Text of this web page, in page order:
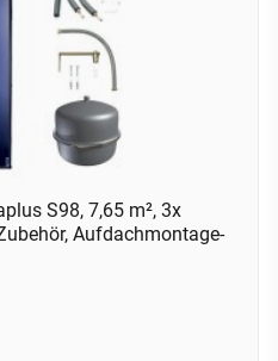
S98, 7,65 m², 3x
Aufdachmontage-